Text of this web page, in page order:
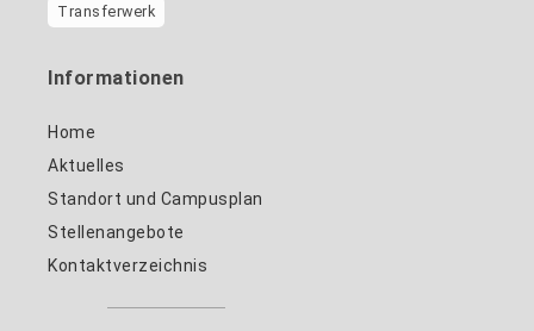
Transferwerk
Informationen
Home
Aktuelles
Standort und Campusplan
Stellenangebote
Kontaktverzeichnis